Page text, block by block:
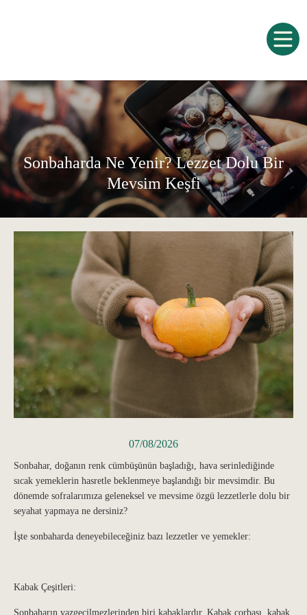
Sonbaharda Ne Yenir? Lezzet Dolu Bir
Mevsim Keşfi
07/08/2026
Sonbahar, doğanın renk cümbüşünün başladığı, hava serinlediğinde
sıcak yemeklerin hasretle beklenmeye başlandığı bir mevsimdir. Bu
dönemde sofralarımıza geleneksel ve mevsime özgü lezzetlerle dolu bir
seyahat yapmaya ne dersiniz?
İşte sonbaharda deneyebileceğiniz bazı lezzetler ve yemekler:
Kabak Çeşitleri:
Sonbaharın vazgeçilmezlerinden biri kabaklardır. Kabak çorbası, kabak